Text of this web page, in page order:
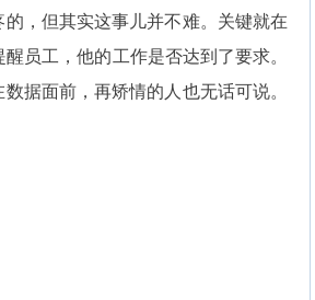
，但其实这事儿并不难。关键就在
员工，他的工作是否达到了要求。
据面前，再矫情的人也无话可说。